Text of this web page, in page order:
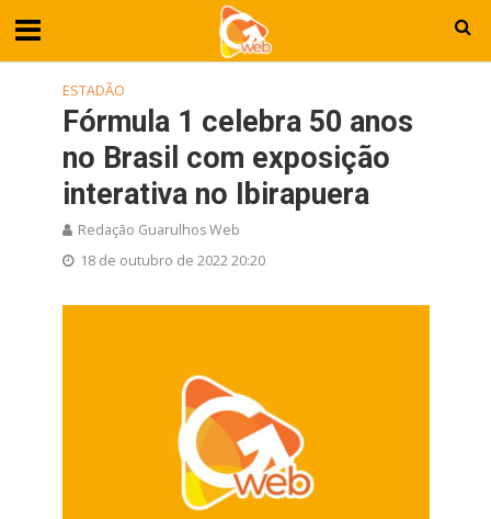
ESTADÃO
Fórmula 1 celebra 50 anos
no Brasil com exposição
interativa no Ibirapuera
Redação Guarulhos Web
18 de outubro de 2022 20:20